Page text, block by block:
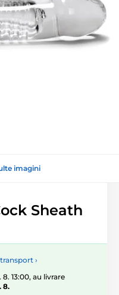
imagini
Sheath
›
13:00, au livrare
8.